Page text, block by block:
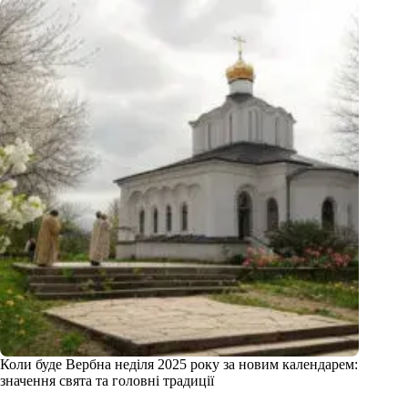
Коли буде Вербна неділя 2025 року за новим календарем:
значення свята та головні традиції